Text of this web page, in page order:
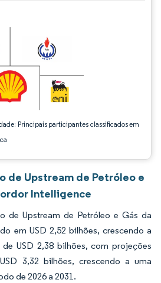
Principais participantes classificados em
O reuso requer atribuição conforme CC BY 4.0.
de Upstream de Petróleo e
Intelligence
de Upstream de Petróleo e Gás da
em USD 2,52 bilhões, crescendo a
USD 2,38 bilhões, com projeções
3,32 bilhões, crescendo a uma
de 2026 a 2031.